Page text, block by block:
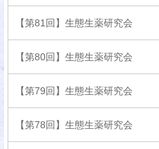
【第81回】生態生薬研究会
【第80回】生態生薬研究会
【第79回】生態生薬研究会
【第78回】生態生薬研究会